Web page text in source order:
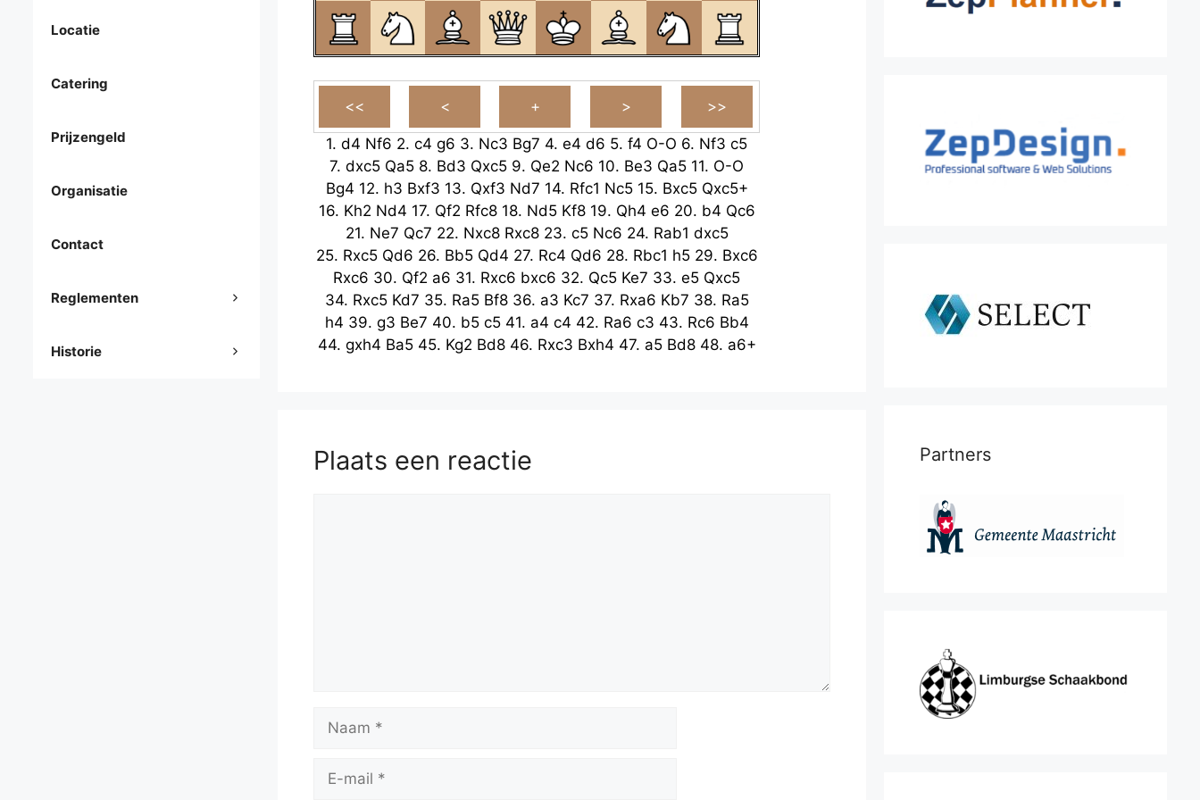
1. d4 Nf6 2. c4 g6 3. Nc3 Bg7 4. e4 d6 5. f4 O-O 6. Nf3 c5
7. dxc5 Qa5 8. Bd3 Qxc5 9. Qe2 Nc6 10. Be3 Qa5 11. O-O
Bg4 12. h3 Bxf3 13. Qxf3 Nd7 14. Rfc1 Nc5 15. Bxc5 Qxc5+
16. Kh2 Nd4 17. Qf2 Rfc8 18. Nd5 Kf8 19. Qh4 e6 20. b4 Qc6
21. Ne7 Qc7 22. Nxc8 Rxc8 23. c5 Nc6 24. Rab1 dxc5
25. Rxc5 Qd6 26. Bb5 Qd4 27. Rc4 Qd6 28. Rbc1 h5 29. Bxc6
Rxc6 30. Qf2 a6 31. Rxc6 bxc6 32. Qc5 Ke7 33. e5 Qxc5
34. Rxc5 Kd7 35. Ra5 Bf8 36. a3 Kc7 37. Rxa6 Kb7 38. Ra5
h4 39. g3 Be7 40. b5 c5 41. a4 c4 42. Ra6 c3 43. Rc6 Bb4
44. gxh4 Ba5 45. Kg2 Bd8 46. Rxc3 Bxh4 47. a5 Bd8 48. a6+
Plaats een reactie
mail
Locatie
Catering
Prijzengeld
Organisatie
Contact
Reglementen
Historie
Partners